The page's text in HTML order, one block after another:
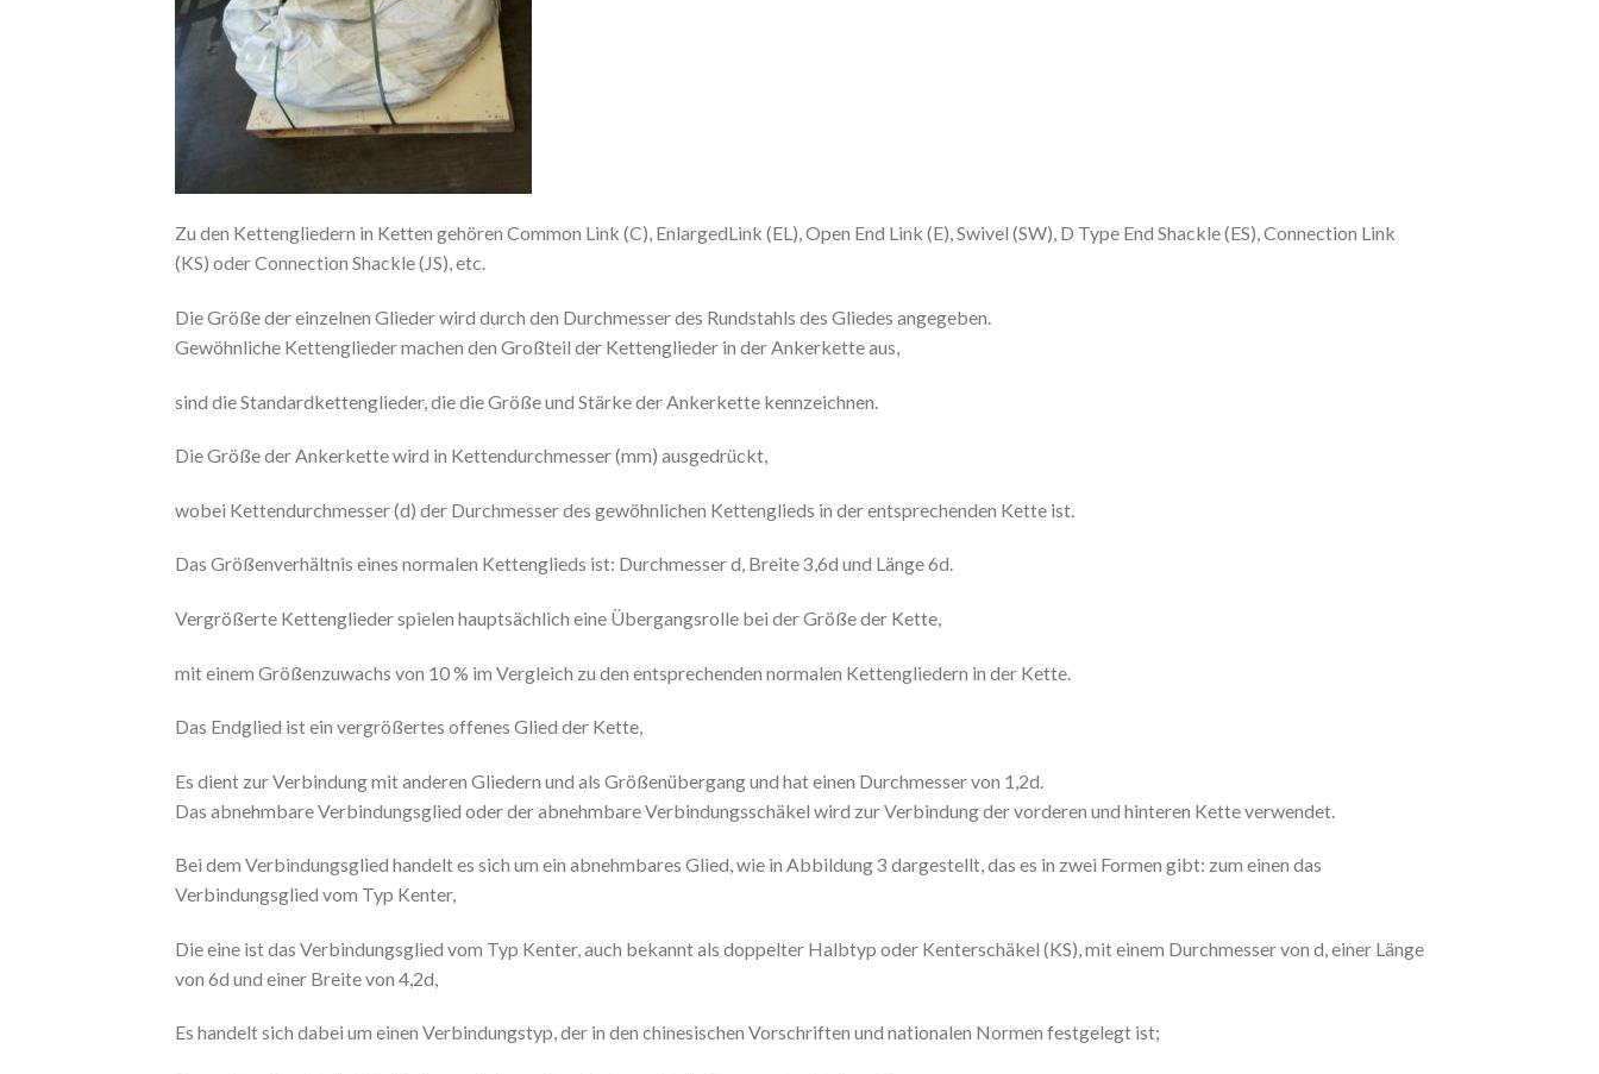
Zu den Kettengliedern in Ketten gehören Common Link (C), EnlargedLink (EL), Open End Link (E), Swivel (SW), D Type End Shackle (ES), Connection Link
(KS) oder Connection Shackle (JS), etc.
Die Größe der einzelnen Glieder wird durch den Durchmesser des Rundstahls des Gliedes angegeben.
Gewöhnliche Kettenglieder machen den Großteil der Kettenglieder in der Ankerkette aus,
sind die Standardkettenglieder, die die Größe und Stärke der Ankerkette kennzeichnen.
Die Größe der Ankerkette wird in Kettendurchmesser (mm) ausgedrückt,
wobei Kettendurchmesser (d) der Durchmesser des gewöhnlichen Kettenglieds in der entsprechenden Kette ist.
Das Größenverhältnis eines normalen Kettenglieds ist: Durchmesser d, Breite 3,6d und Länge 6d.
Vergrößerte Kettenglieder spielen hauptsächlich eine Übergangsrolle bei der Größe der Kette,
mit einem Größenzuwachs von 10 % im Vergleich zu den entsprechenden normalen Kettengliedern in der Kette.
Das Endglied ist ein vergrößertes offenes Glied der Kette,
Es dient zur Verbindung mit anderen Gliedern und als Größenübergang und hat einen Durchmesser von 1,2d.
Das abnehmbare Verbindungsglied oder der abnehmbare Verbindungsschäkel wird zur Verbindung der vorderen und hinteren Kette verwendet.
Bei dem Verbindungsglied handelt es sich um ein abnehmbares Glied, wie in Abbildung 3 dargestellt, das es in zwei Formen gibt: zum einen das
Verbindungsglied vom Typ Kenter,
Die eine ist das Verbindungsglied vom Typ Kenter, auch bekannt als doppelter Halbtyp oder Kenterschäkel (KS), mit einem Durchmesser von d, einer Länge
von 6d und einer Breite von 4,2d,
Es handelt sich dabei um einen Verbindungstyp, der in den chinesischen Vorschriften und nationalen Normen festgelegt ist;